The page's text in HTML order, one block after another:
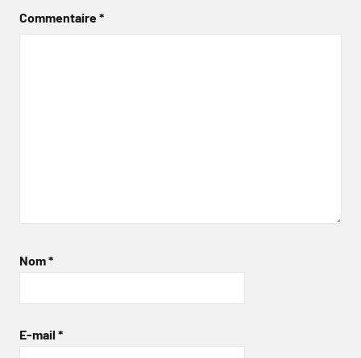
Commentaire*
Nom*
E-mail *